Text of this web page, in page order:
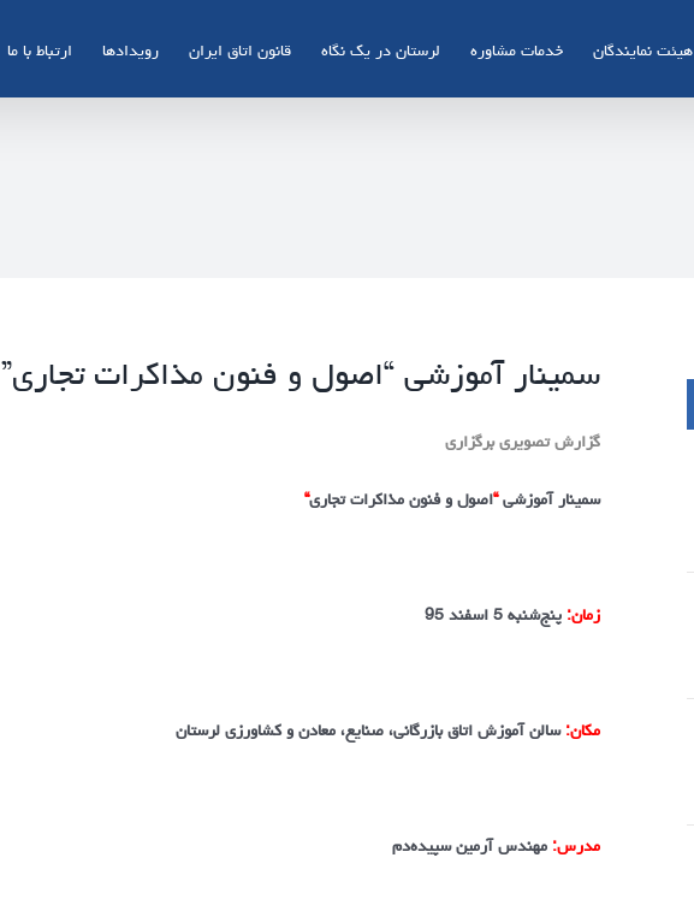
هیئت نمایندگان خدمات مشاوره لرستان در یک نگاه قانون اتاق ایران رویدادها ارتباط با ما
سمینار آموزشی “اصول و فنون مذاکرات تجاری”
گزارش تصویری برگزاری
سمینار آموزشی“اصول و فنون مذاکرات تجاری“
زمان:پنج‌شنبه 5 اسفند 95
مکان:سالن آموزش اتاق بازرگانی، صنایع، معادن و کشاورزی لرستان
مدرس:مهندس آرمین سپیده‌دم